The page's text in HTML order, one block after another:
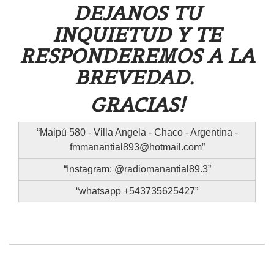
DEJANOS TU
INQUIETUD Y TE
RESPONDEREMOS A LA
BREVEDAD.
GRACIAS!
Maipú 580 - Villa Angela - Chaco - Argentina -
fmmanantial893@hotmail.com
Instagram: @radiomanantial89.3
whatsapp +543735625427